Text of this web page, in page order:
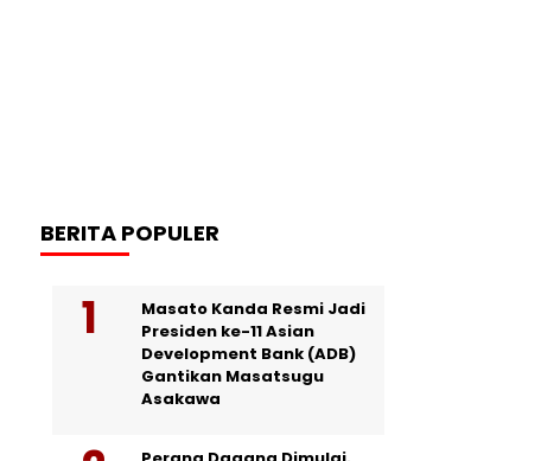
BERITA POPULER
Masato Kanda Resmi Jadi
Presiden ke-11 Asian
Development Bank (ADB)
Gantikan Masatsugu
Asakawa